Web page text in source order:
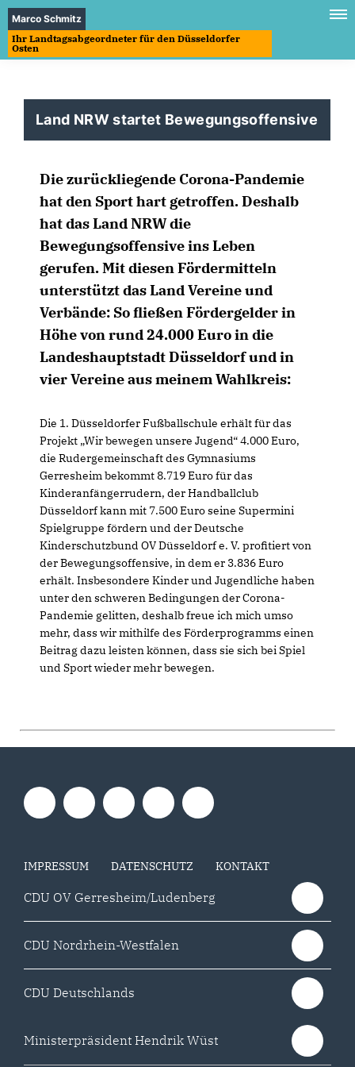
Marco Schmitz
Ihr Landtagsabgeordneter für den Düsseldorfer
Osten
Land NRW startet Bewegungsoffensive
Die zurückliegende Corona-Pandemie
hat den Sport hart getroffen. Deshalb
hat das Land NRW die
Bewegungsoffensive ins Leben
gerufen. Mit diesen Fördermitteln
unterstützt das Land Vereine und
Verbände: So fließen Fördergelder in
Höhe von rund 24.000 Euro in die
Landeshauptstadt Düsseldorf und in
vier Vereine aus meinem Wahlkreis:
Die 1. Düsseldorfer Fußballschule erhält für das
Projekt „Wir bewegen unsere Jugend“ 4.000 Euro,
die Rudergemeinschaft des Gymnasiums
Gerresheim bekommt 8.719 Euro für das
Kinderanfängerrudern, der Handballclub
Düsseldorf kann mit 7.500 Euro seine Supermini
Spielgruppe fördern und der Deutsche
Kinderschutzbund OV Düsseldorf e. V. profitiert von
der Bewegungsoffensive, in dem er 3.836 Euro
erhält. Insbesondere Kinder und Jugendliche haben
unter den schweren Bedingungen der Corona-
Pandemie gelitten, deshalb freue ich mich umso
mehr, dass wir mithilfe des Förderprogramms einen
Beitrag dazu leisten können, dass sie sich bei Spiel
und Sport wieder mehr bewegen.
IMPRESSUM DATENSCHUTZ KONTAKT
CDU OV Gerresheim/Ludenberg
CDU Nordrhein-Westfalen
CDU Deutschlands
Ministerpräsident Hendrik Wüst